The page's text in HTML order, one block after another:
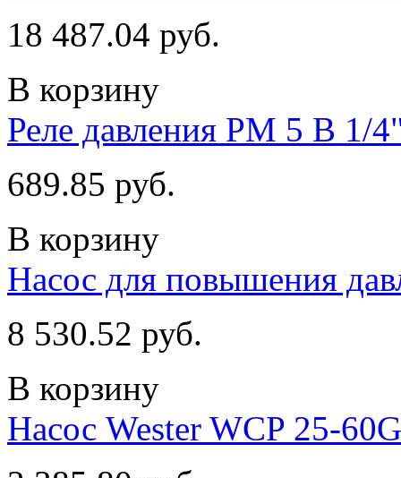
18 487.04 руб.
В корзину
Реле давления PM 5 В 1/
689.85 руб.
В корзину
Насос для повышения
8 530.52 руб.
В корзину
Насос Wester WCP 25-